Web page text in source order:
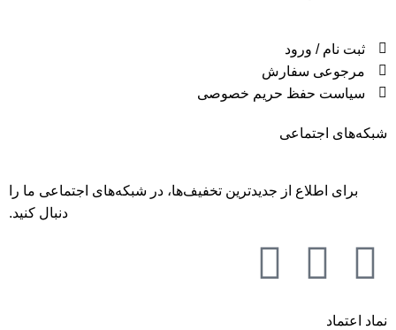
ثبت نام / ورود
مرجوعی سفارش
سیاست حفظ حریم خصوصی
شبکه‌های اجتماعی
برای اطلاع از جدید‌ترین تخفیف‌ها، در شبکه‌های اجتماعی ما را
دنبال کنید.
نماد اعتماد